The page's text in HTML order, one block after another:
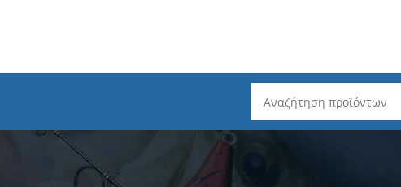
Καλάμια Ψαρέματος